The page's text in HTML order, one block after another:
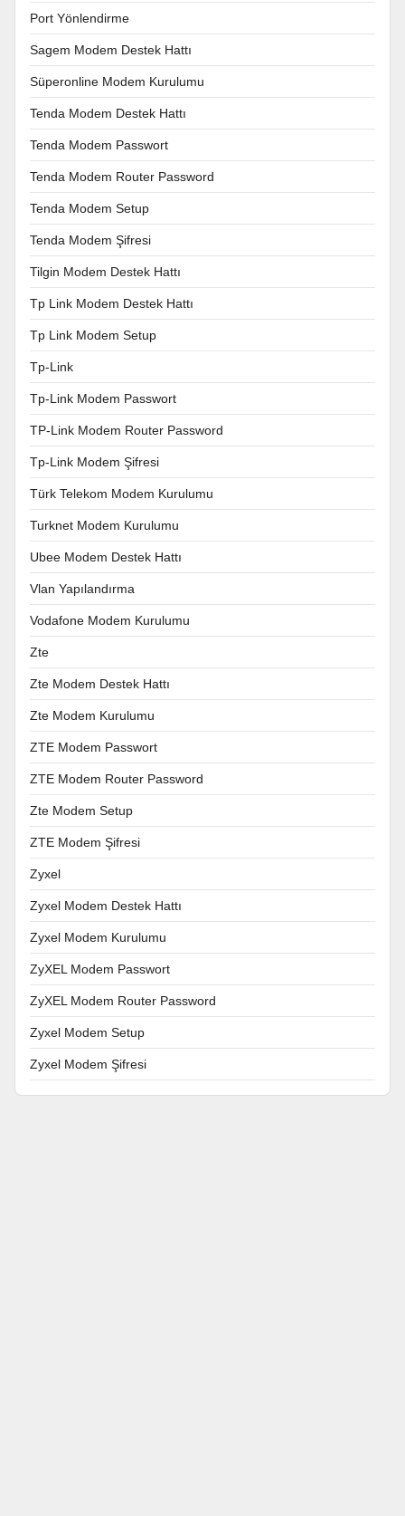
Port Yönlendirme
Sagem Modem Destek Hattı
Süperonline Modem Kurulumu
Tenda Modem Destek Hattı
Tenda Modem Passwort
Tenda Modem Router Password
Tenda Modem Setup
Tenda Modem Şifresi
Tilgin Modem Destek Hattı
Tp Link Modem Destek Hattı
Tp Link Modem Setup
Tp-Link
Tp-Link Modem Passwort
TP-Link Modem Router Password
Tp-Link Modem Şifresi
Türk Telekom Modem Kurulumu
Turknet Modem Kurulumu
Ubee Modem Destek Hattı
Vlan Yapılandırma
Vodafone Modem Kurulumu
Zte
Zte Modem Destek Hattı
Zte Modem Kurulumu
ZTE Modem Passwort
ZTE Modem Router Password
Zte Modem Setup
ZTE Modem Şifresi
Zyxel
Zyxel Modem Destek Hattı
Zyxel Modem Kurulumu
ZyXEL Modem Passwort
ZyXEL Modem Router Password
Zyxel Modem Setup
Zyxel Modem Şifresi